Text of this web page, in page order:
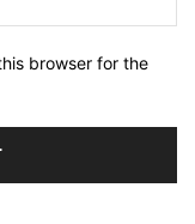
browser for the